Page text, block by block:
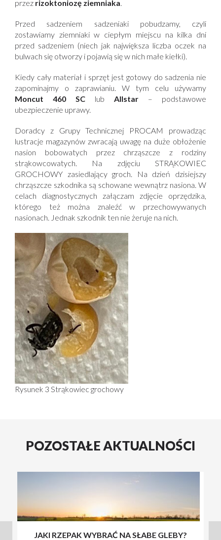
przez rizoktoniozę ziemniaka
Przed sadzeniem sadzeniaki pobudzamy, czyli
zostawiamy ziemniaki w ciepłym miejscu na kilka dni
przed sadzeniem (niech jak największa liczba oczek na
bulwach się otworzy i pojawią się w nich małe kiełki).
Kiedy cały materiał i sprzęt jest gotowy do sadzenia nie
zapominajmy o zaprawianiu. W tym celu używamy
Moncut 460 SC lub Allstar – podstawowe
ubezpieczenie uprawy.
Doradcy z Grupy Technicznej PROCAM prowadząc
lustracje magazynów zwracają uwagę na duże obłożenie
nasion bobowatych przez chrząszcze z rodziny
strąkowcowatych. Na zdjęciu STRĄKOWIEC
GROCHOWY zasiedlający groch. Na dzień dzisiejszy
chrząszcze szkodnika są schowane wewnątrz nasiona. W
celach diagnostycznych załączam zdjęcie oprzędzika,
którego też można znaleźć w przechowywanych
nasionach. Jednak szkodnik ten nie żeruje na nich.
Rysunek 3 Strąkowiec grochowy
POZOSTAŁE AKTUALNOŚCI
JAKI RZEPAK WYBRAĆ NA SŁABE GLEBY?